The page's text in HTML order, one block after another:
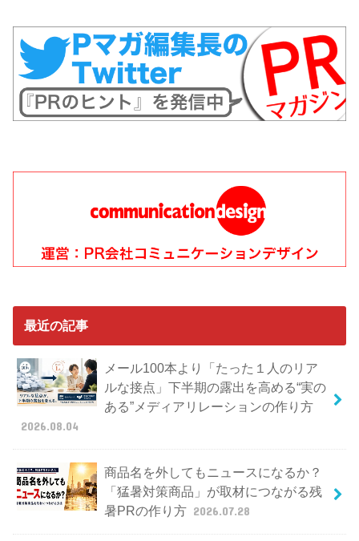
最近の記事
メール100本より「たった１人のリア
ルな接点」下半期の露出を高める“実の
ある”メディアリレーションの作り方
2026.08.04
商品名を外してもニュースになるか？
「猛暑対策商品」が取材につながる残
暑PRの作り方 2026.07.28